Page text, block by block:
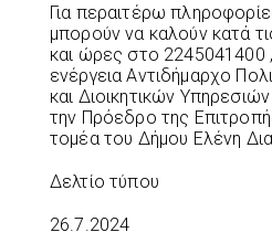
Για περαιτέρω
μπορούν να καλούν κατά
και ώρες στο 2245041400
ενέργεια Αντιδήμαρχο
και Διοικητικών
την Πρόεδρο της
τομέα του Δήμου Ελένη
Δελτίο τύπου
26.7.2024